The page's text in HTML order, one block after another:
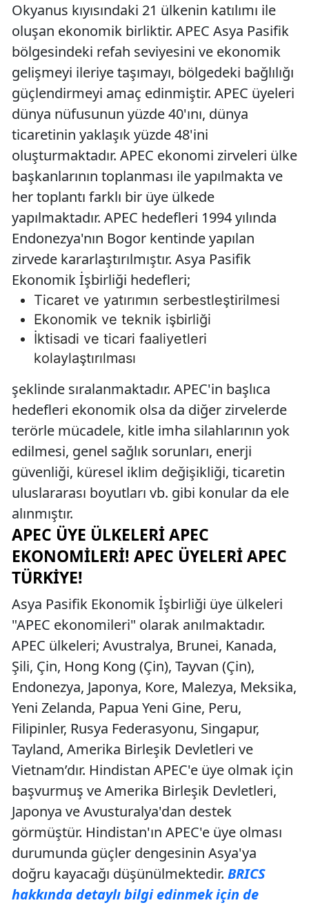
Okyanus kıyısındaki 21 ülkenin katılımı ile
oluşan ekonomik birliktir. APEC Asya Pasifik
bölgesindeki refah seviyesini ve ekonomik
gelişmeyi ileriye taşımayı, bölgedeki bağlılığı
güçlendirmeyi amaç edinmiştir. APEC üyeleri
dünya nüfusunun yüzde 40'ını, dünya
ticaretinin yaklaşık yüzde 48'ini
oluşturmaktadır. APEC ekonomi zirveleri ülke
başkanlarının toplanması ile yapılmakta ve
her toplantı farklı bir üye ülkede
yapılmaktadır. APEC hedefleri 1994 yılında
Endonezya'nın Bogor kentinde yapılan
zirvede kararlaştırılmıştır. Asya Pasifik
Ekonomik İşbirliği hedefleri;
Ticaret ve yatırımın serbestleştirilmesi
Ekonomik ve teknik işbirliği
İktisadi ve ticari faaliyetleri
kolaylaştırılması
şeklinde sıralanmaktadır. APEC'in başlıca
hedefleri ekonomik olsa da diğer zirvelerde
terörle mücadele, kitle imha silahlarının yok
edilmesi, genel sağlık sorunları, enerji
güvenliği, küresel iklim değişikliği, ticaretin
uluslararası boyutları vb. gibi konular da ele
alınmıştır.
APEC ÜYE ÜLKELERI APEC
EKONOMILERI! APEC ÜYELERI APEC
TÜRKIYE!
Asya Pasifik Ekonomik İşbirliği üye ülkeleri
"APEC ekonomileri" olarak anılmaktadır.
APEC ülkeleri; Avustralya, Brunei, Kanada,
Şili, Çin, Hong Kong (Çin), Tayvan (Çin),
Endonezya, Japonya, Kore, Malezya, Meksika,
Yeni Zelanda, Papua Yeni Gine, Peru,
Filipinler, Rusya Federasyonu, Singapur,
Tayland, Amerika Birleşik Devletleri ve
Vietnam’dır. Hindistan APEC'e üye olmak için
başvurmuş ve Amerika Birleşik Devletleri,
Japonya ve Avusturalya'dan destek
görmüştür. Hindistan'ın APEC'e üye olması
durumunda güçler dengesinin Asya'ya
doğru kayacağı düşünülmektedir. BRICS
hakkında detaylı bilgi edinmek için de